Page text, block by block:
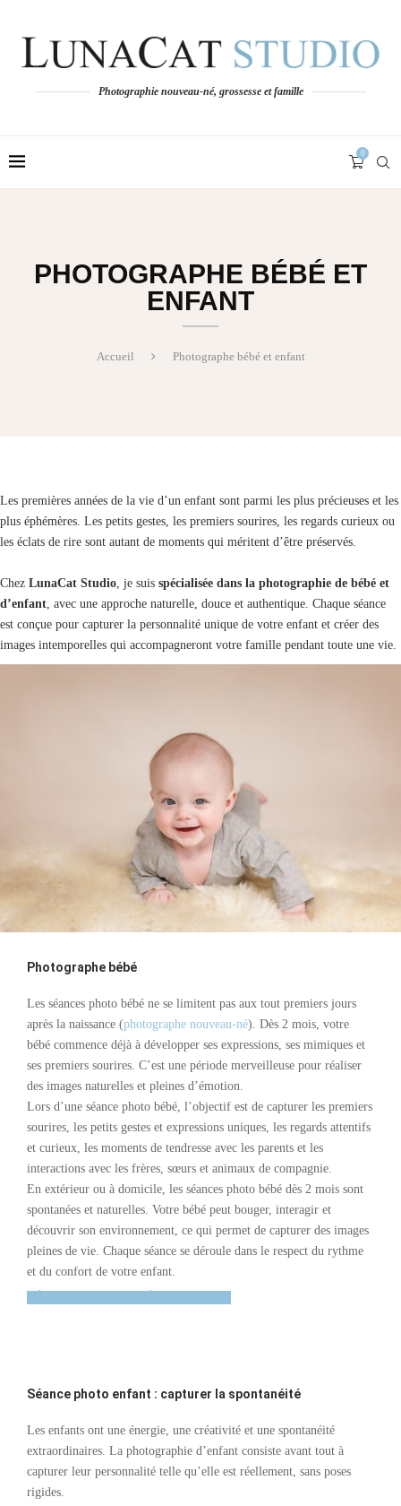
Photographie nouveau-né, grossesse et famille
0
PHOTOGRAPHE BÉBÉ ET
ENFANT
Accueil Photographe bébé et enfant
Les premières années de la vie d’un enfant sont parmi les plus précieuses et les
plus éphémères. Les petits gestes, les premiers sourires, les regards curieux ou
les éclats de rire sont autant de moments qui méritent d’être préservés.
Chez LunaCat Studio, je suis spécialisée dans la photographie de bébé et
d’enfant, avec une approche naturelle, douce et authentique. Chaque séance
est conçue pour capturer la personnalité unique de votre enfant et créer des
images intemporelles qui accompagneront votre famille pendant toute une vie.
Photographe bébé
Les séances photo bébé ne se limitent pas aux tout premiers jours
après la naissance (photographe nouveau-né). Dès 2 mois, votre
bébé commence déjà à développer ses expressions, ses mimiques et
ses premiers sourires. C’est une période merveilleuse pour réaliser
des images naturelles et pleines d’émotion.
Lors d’une séance photo bébé, l’objectif est de capturer les premiers
sourires, les petits gestes et expressions uniques, les regards attentifs
et curieux, les moments de tendresse avec les parents et les
interactions avec les frères, sœurs et animaux de compagnie.
En extérieur ou à domicile, les séances photo bébé dès 2 mois sont
spontanées et naturelles. Votre bébé peut bouger, interagir et
découvrir son environnement, ce qui permet de capturer des images
pleines de vie. Chaque séance se déroule dans le respect du rythme
et du confort de votre enfant.
Séance photo enfant : capturer la spontanéité
Les enfants ont une énergie, une créativité et une spontanéité
extraordinaires. La photographie d’enfant consiste avant tout à
capturer leur personnalité telle qu’elle est réellement, sans poses
rigides.